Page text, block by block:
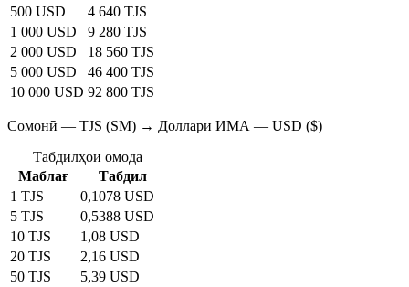
500 USD
4 640 TJS
1 000 USD
9 280 TJS
2 000 USD
18 560 TJS
5 000 USD
46 400 TJS
10 000 USD 92 800 TJS
Сомонӣ — TJS (SM) → Доллари ИМА — USD ($)
Табдилҳои омода
Маблағ
Табдил
1 TJS
0,1078 USD
5 TJS
0,5388 USD
10 TJS
1,08 USD
20 TJS
2,16 USD
50 TJS
5,39 USD